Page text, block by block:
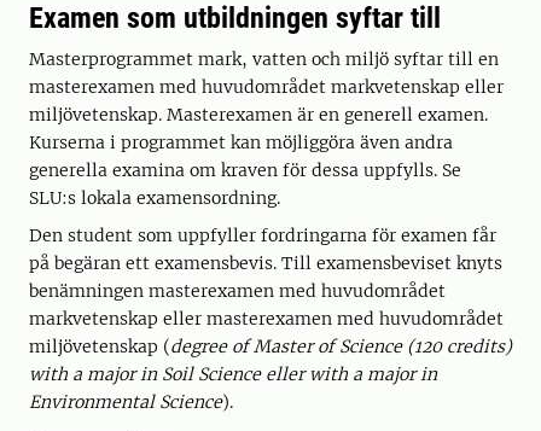
Examen som utbildningen syftar till
Masterprogrammet mark, vatten och miljö syftar till en
masterexamen med huvudområdet markvetenskap eller
miljövetenskap. Masterexamen är en generell examen.
Kurserna i programmet kan möjliggöra även andra
generella examina om kraven för dessa uppfylls. Se
SLU:s lokala examensordning.
Den student som uppfyller fordringarna för examen får
på begäran ett examensbevis. Till examensbeviset knyts
benämningen masterexamen med huvudområdet
markvetenskap eller masterexamen med huvudområdet
miljövetenskap (degree of Master of Science (120 credits)
with a major in Soil Science eller with a major in
Environmental Science).